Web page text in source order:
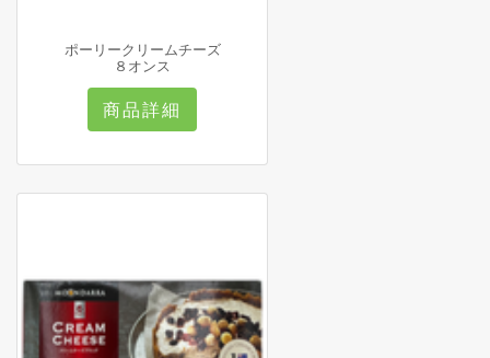
ポーリークリームチーズ
８オンス
商品詳細